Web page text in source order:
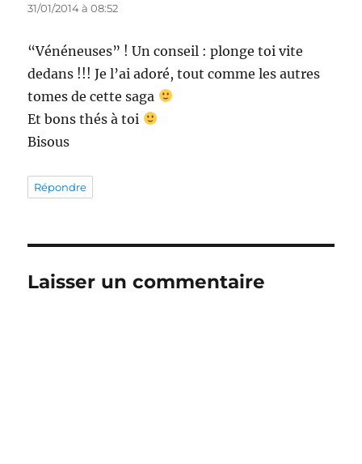
31/01/2014 à 08:52
“Vénéneuses” ! Un conseil : plonge toi vite
dedans !!! Je l’ai adoré, tout comme les autres
tomes de cette saga
Et bons thés à toi
Bisous
Répondre
Laisser un commentaire